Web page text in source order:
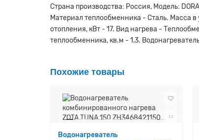
Страна производства: Россия, Модель:
Материал теплообменника - Сталь. Масса
отопления, кВт - 17. Вид нагрева -
теплообменника, кв.м - 1,3.
Похожие товары
Водонагреватель